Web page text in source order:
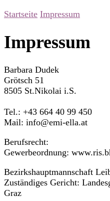
Startseite Impressum
Impressum
Barbara Dudek
Grötsch 51
8505 St.Nikolai i.S.
Tel.: +43 664 40 99 450
Mail: info@emi-ella.at
Berufsrecht:
Gewerbeordnung:
Bezirkshauptmannschaft
Zuständiges Gericht:
Graz